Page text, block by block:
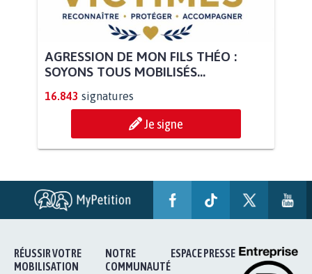
AGRESSION DE MON FILS THÉO :
SOYONS TOUS MOBILISÉS...
16.843 signatures
Je signe
RÉUSSIR VOTRE
MOBILISATION
NOTRE
COMMUNAUTÉ
ESPACE PRESSE